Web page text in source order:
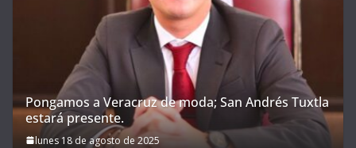
Pongamos a Veracruz de moda; San Andrés Tuxtla
estará presente.
lunes 18 de agosto de 2025